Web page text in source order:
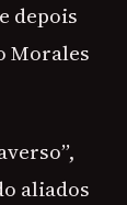
depois
Morales
aliados